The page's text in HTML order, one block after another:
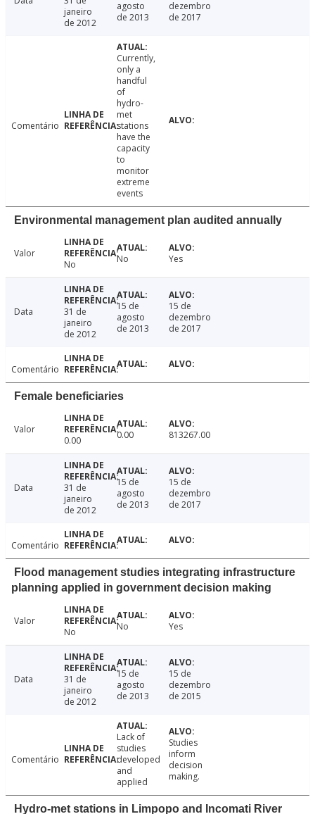
janeiro
de 2012
agosto
de 2013
dezembro
de 2017
Comentário
Currently,
only a
handful
of
hydro-
met
stations
have the
capacity
to
monitor
extreme
events
Environmental management plan audited annually
Valor
No
No Yes
Data
31 de
janeiro
de 2012
15 de
agosto
de 2013
15 de
dezembro
de 2017
Comentário
Female beneficiaries
Valor
0.00
0.00 813267.00
Data
31 de
janeiro
de 2012
15 de
agosto
de 2013
15 de
dezembro
de 2017
Comentário
Flood management studies integrating infrastructure
planning applied in government decision making
Valor
No
No Yes
Data
31 de
janeiro
de 2012
15 de
agosto
de 2013
15 de
dezembro
de 2015
Comentário
Lack of
studies
developed
and
applied
Studies
inform
decision
making.
Hydro-met stations in Limpopo and Incomati River